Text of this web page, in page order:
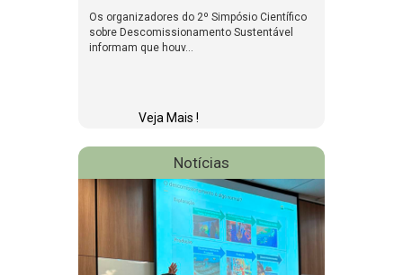
Os organizadores do 2º Simpósio Científico
sobre Descomissionamento Sustentável
informam que houv...
Veja Mais !
Notícias